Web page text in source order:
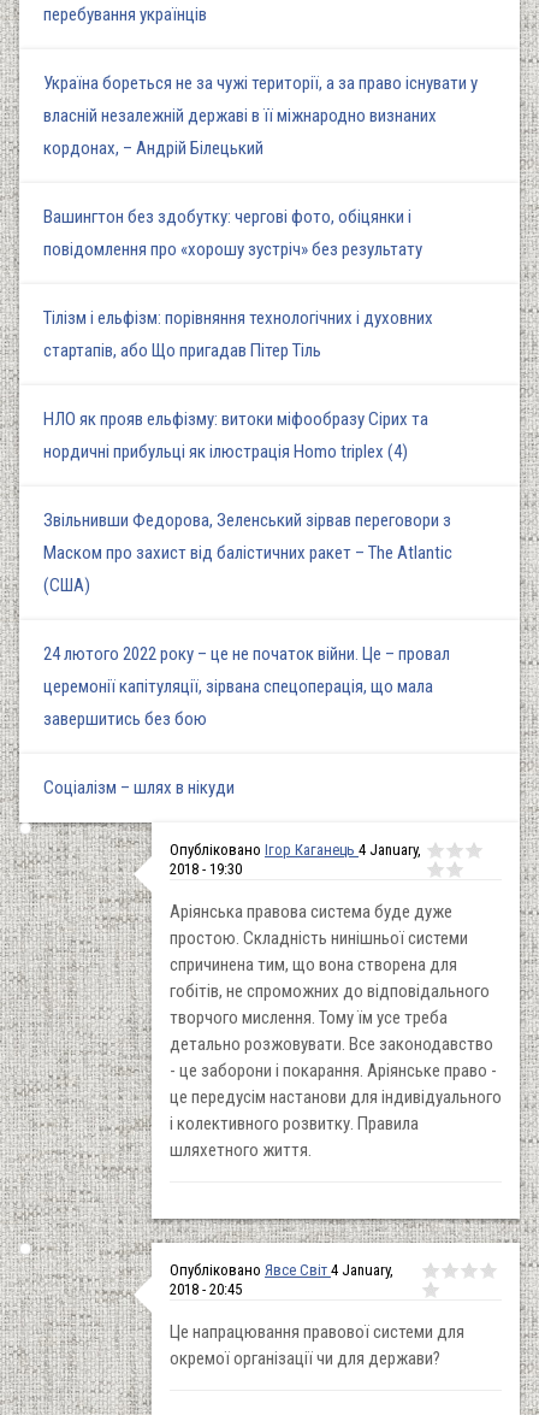
перебування українців
Україна бореться не за чужі території, а за право існувати у
власній незалежній державі в її міжнародно визнаних
кордонах, – Андрій Білецький
Вашингтон без здобутку: чергові фото, обіцянки і
повідомлення про «хорошу зустріч» без результату
Тілізм і ельфізм: порівняння технологічних і духовних
стартапів, або Що пригадав Пітер Тіль
НЛО як прояв ельфізму: витоки міфообразу Сірих та
нордичні прибульці як ілюстрація Homo triplex (4)
Звільнивши Федорова, Зеленський зірвав переговори з
Маском про захист від балістичних ракет – The Atlantic
(США)
24 лютого 2022 року – це не початок війни. Це – провал
церемонії капітуляції, зірвана спецоперація, що мала
завершитись без бою
Соціалізм – шлях в нікуди
Опубліковано Ігор Каганець 4 January,
2018 - 19:30
Аріянська правова система буде дуже
простою. Складність нинішньої системи
спричинена тим, що вона створена для
гобітів, не спроможних до відповідального
творчого мислення. Тому їм усе треба
детально розжовувати. Все законодавство
- це заборони і покарання. Аріянське право -
це передусім настанови для індивідуального
і колективного розвитку. Правила
шляхетного життя.
Опубліковано Явсе Світ 4 January,
2018 - 20:45
Це напрацювання правової системи для
окремої організації чи для держави?